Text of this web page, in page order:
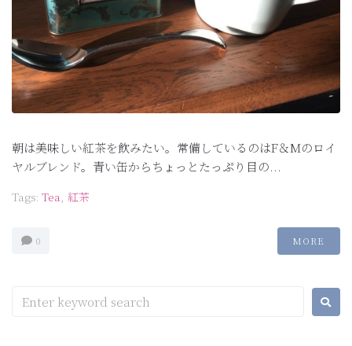
朝は美味しい紅茶を飲みたい。常備しているのはF＆Mのロイ
ヤルブレンド。青い缶からちょっとたっぷり目の...
Tags: Tea, 紅茶
0 MORE